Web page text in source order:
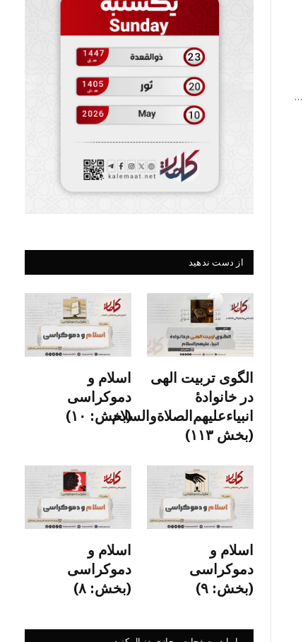
از دست ندهید
الگوی تربیت الهی
در خانوادۀ
انبیاءعلیهم‌الصلاةو‌السلام
(بخش ۱۱۳)
اسلام و
دموکراسی
(بخش: ۱۰)
اسلام و
دموکراسی
(بخش: ۹)
اسلام و
دموکراسی
(بخش: ۸)